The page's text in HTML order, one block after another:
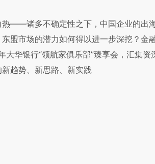
——诸多不确定性之下，中国企业的出
盟市场的潜力如何得以进一步深挖？金
华银行“领航家俱乐部”臻享会，汇集资
趋势、新思路、新实践